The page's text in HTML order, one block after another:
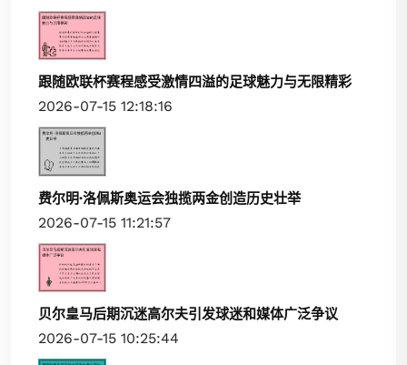
跟随欧联杯赛程感受激情四溢的足球魅力与无限精彩
2026-07-15 12:18:16
费尔明·洛佩斯奥运会独揽两金创造历史壮举
2026-07-15 11:21:57
贝尔皇马后期沉迷高尔夫引发球迷和媒体广泛争议
2026-07-15 10:25:44